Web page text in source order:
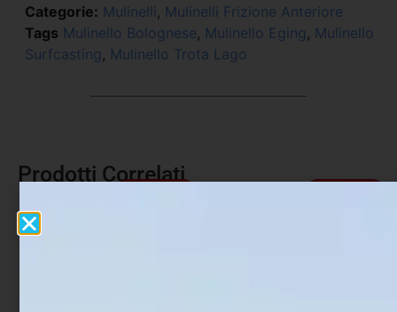
Categorie: Mulinelli , Mulinelli Frizione Anteriore
Tags Mulinello Bolognese, Mulinello Eging , Mulinello
Surfcasting , Mulinello Trota Lago
Prodotti Correlati